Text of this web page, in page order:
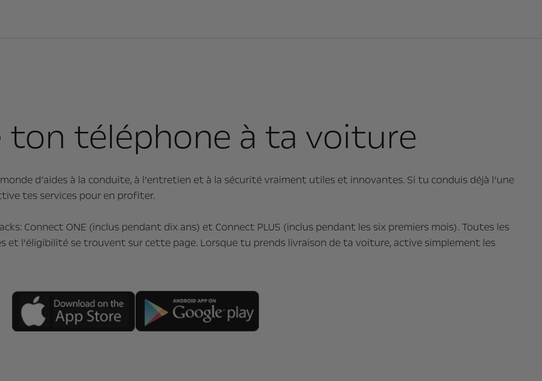
ton téléphone à ta voiture
d’aides à la conduite, à l’entretien et à la sécurité vraiment utiles et innovantes. Si tu conduis déjà l’une
tes services pour en profiter.
Connect ONE (inclus pendant dix ans) et Connect PLUS (inclus pendant les six premiers mois). Toutes les
l’éligibilité se trouvent sur cette page. Lorsque tu prends livraison de ta voiture, active simplement les